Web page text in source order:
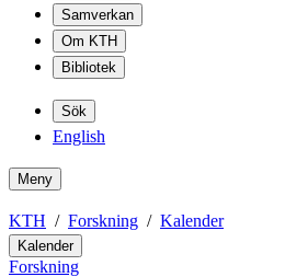
Samverkan
Om KTH
Bibliotek
Sök
English
Meny
KTH Forskning Kalender
Kalender
Forskning